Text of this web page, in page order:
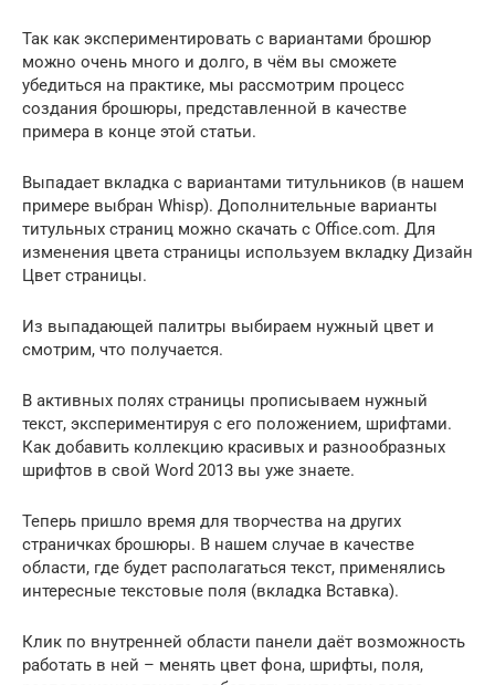
Так как экспериментировать с вариантами брошюр
можно очень много и долго, в чём вы сможете
убедиться на практике, мы рассмотрим процесс
создания брошюры, представленной в качестве
примера в конце этой статьи.
Выпадает вкладка с вариантами титульников (в нашем
примере выбран Whisp). Дополнительные варианты
титульных страниц можно скачать с Office.com. Для
изменения цвета страницы используем вкладку Дизайн
Цвет страницы.
Из выпадающей палитры выбираем нужный цвет и
смотрим, что получается.
В активных полях страницы прописываем нужный
текст, экспериментируя с его положением, шрифтами.
Как добавить коллекцию красивых и разнообразных
шрифтов в свой Word 2013 вы уже знаете.
Теперь пришло время для творчества на других
страничках брошюры. В нашем случае в качестве
области, где будет располагаться текст, применялись
интересные текстовые поля (вкладка Вставка).
Клик по внутренней области панели даёт возможность
работать в ней – менять цвет фона, шрифты, поля,